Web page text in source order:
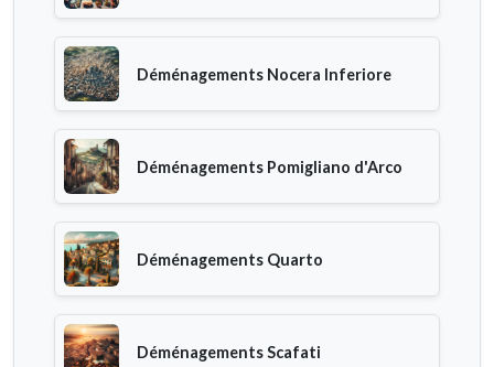
Déménagements Nocera Inferiore
Déménagements Pomigliano d'Arco
Déménagements Quarto
Déménagements Scafati